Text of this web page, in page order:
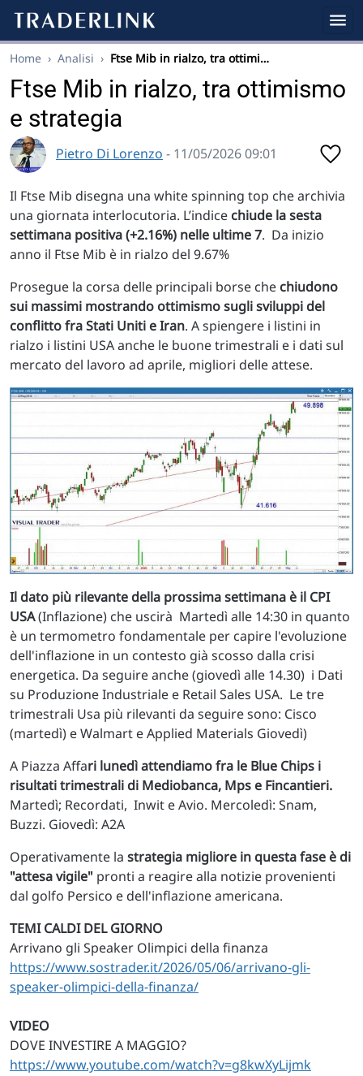
Home › Analisi › Ftse Mib in rialzo, tra ottimi…
Ftse Mib in rialzo, tra ottimismo
e strategia
Pietro Di Lorenzo - 11/05/2026 09:01
Il Ftse Mib disegna una white spinning top che archivia
una giornata interlocutoria. L’indice chiude la sesta
settimana positiva (+2.16%) nelle ultime 7. Da inizio
anno il Ftse Mib è in rialzo del 9.67%
Prosegue la corsa delle principali borse che chiudono
sui massimi mostrando ottimismo sugli sviluppi del
conflitto fra Stati Uniti e Iran. A spiengere i listini in
rialzo i listini USA anche le buone trimestrali e i dati sul
mercato del lavoro ad aprile, migliori delle attese.
Il dato più rilevante della prossima settimana è il CPI
USA(Inflazione) che uscirà Martedì alle 14:30 in quanto
è un termometro fondamentale per capire l'evoluzione
dell'inflazione in un contesto già scosso dalla crisi
energetica. Da seguire anche (giovedì alle 14.30) i Dati
su Produzione Industriale e Retail Sales USA. Le tre
trimestrali Usa più rilevanti da seguire sono: Cisco
(martedì) e Walmart e Applied Materials Giovedì)
A Piazza Affari lunedì attendiamo fra le Blue Chips i
risultati trimestrali di Mediobanca, Mps e Fincantieri.
Martedì; Recordati, Inwit e Avio. Mercoledì: Snam,
Buzzi. Giovedì: A2A
Operativamente la strategia migliore in questa fase è di
"attesa vigile" pronti a reagire alla notizie provenienti
dal golfo Persico e dell'inflazione americana.
TEMI CALDI DEL GIORNO
Arrivano gli Speaker Olimpici della finanza
https://www.sostrader.it/2026/05/06/arrivano-gli-
speaker-olimpici-della-finanza/
VIDEO
DOVE INVESTIRE A MAGGIO?
https://www.youtube.com/watch?v=g8kwXyLijmk